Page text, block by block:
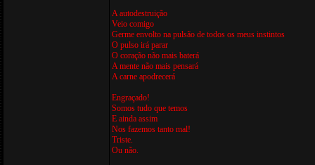
A autodestruição
Veio comigo
Germe envolto na pulsão de todos os meus instintos
O pulso irá parar
O coração não mais baterá
A mente não mais pensará
A carne apodrecerá
Engraçado!
Somos tudo que temos
E ainda assim
Nos fazemos tanto mal!
Triste.
Ou não.